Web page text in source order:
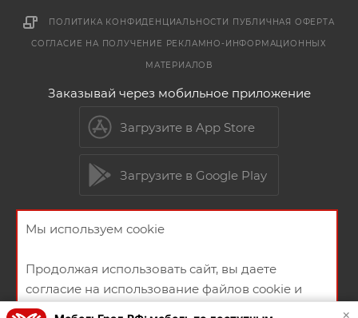
ПОЛИТИКА КОНФИДЕНЦИАЛЬНОСТИ ПУБЛИЧНАЯ ОФЕРТА
СОГЛАСИЕ НА ПОЛУЧЕНИЕ РЕКЛАМНО-ИНФОРМАЦИОННЫХ
МАТЕРИАЛОВ
Заказывай через мобильное приложение
Загрузите в App Store
Загрузите в Google Play
Мы используем cookie
Продолжая использовать сайт, вы даете
согласие на использование файлов cookie и
политикой конфиденциальности
×